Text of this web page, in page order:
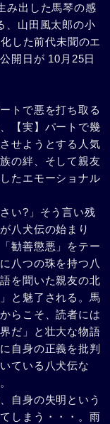
み出した馬琴の感
、山田風太郎の小
した前代未聞のエ
開日が 10月25日
トで悪を打ち取る
【実】パートで幾
せようとする人気
の絆、そして親友
たエモーショナル
い?」そう言い残
八犬伝の始まり
勧善懲悪」をテー
八つの珠を持つ八
を聞いた親友の北
と魅了される。馬
らこそ、読者には
だ」と壮大な物語
自身の正義を批判
ている八犬伝な
自身の失明という
しまう・・・。雨